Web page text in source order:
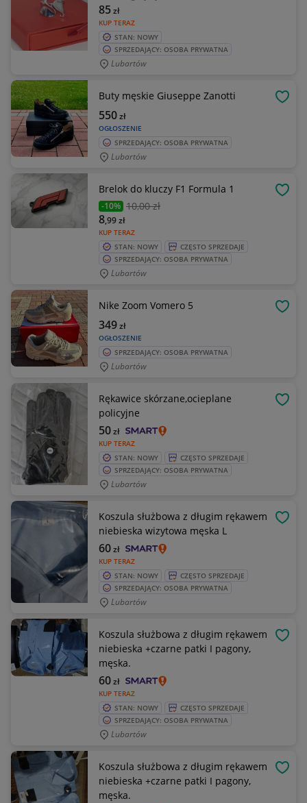
KUP TERAZ
85zł
STAN: NOWY
SPRZEDAJĄCY: OSOBA PRYWATNA
Lubartów
Buty męskie Giuseppe Zanotti
OGŁOSZENIE
550zł
SPRZEDAJĄCY: OSOBA PRYWATNA
Lubartów
Brelok do kluczy F1 Formula 1
-10% 10,00 zł
KUP TERAZ
8,99zł
STAN: NOWY
CZĘSTO SPRZEDAJE
SPRZEDAJĄCY: OSOBA PRYWATNA
Lubartów
Nike Zoom Vomero 5
OGŁOSZENIE
349zł
SPRZEDAJĄCY: OSOBA PRYWATNA
Lubartów
Rękawice skórzane,ocieplane
policyjne
KUP TERAZ
50zł
STAN: NOWY
CZĘSTO SPRZEDAJE
SPRZEDAJĄCY: OSOBA PRYWATNA
Lubartów
Koszula służbowa z długim rękawem
niebieska wizytowa męska L
KUP TERAZ
60zł
STAN: NOWY
CZĘSTO SPRZEDAJE
SPRZEDAJĄCY: OSOBA PRYWATNA
Lubartów
Koszula służbowa z długim rękawem
niebieska +czarne patki I pagony,
męska.
KUP TERAZ
60zł
STAN: NOWY
CZĘSTO SPRZEDAJE
SPRZEDAJĄCY: OSOBA PRYWATNA
Lubartów
Koszula służbowa z długim rękawem
niebieska +czarne patki I pagony,
męska.